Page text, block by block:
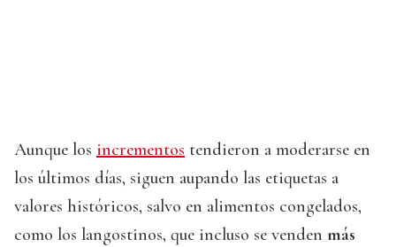
Aunque los incrementos tendieron a moderarse en
los últimos días, siguen aupando las etiquetas a
valores históricos, salvo en alimentos congelados,
como los langostinos, que incluso se venden más